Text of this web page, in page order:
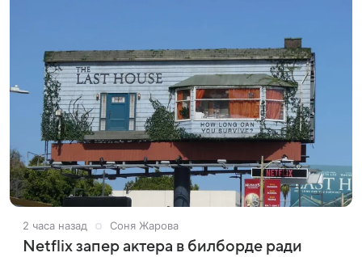
2 часа назад Соня Жарова
Netflix запер актера в билборде ради